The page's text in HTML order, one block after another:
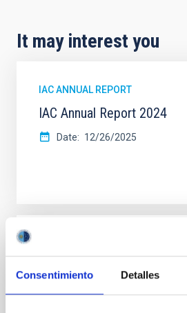
Consentimiento Detalles
It may interest you
IAC ANNUAL REPORT
IAC Annual Report 2024
Date 12/26/2025